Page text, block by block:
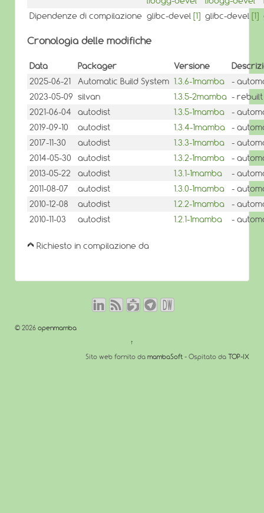
Dipendenze di compilazione glibc-devel [1] glibc-devel [1]
Cronologia delle modifiche
Data Packager Versione
2025-06-21
Automatic Build System 1.3.6-1mamba
-
2023-05-09 silvan 1.3.5-2mamba -
2021-06-04
autodist 1.3.5-1mamba
-
2019-09-10
autodist 1.3.4-1mamba
-
2017-11-30
autodist 1.3.3-1mamba
-
2014-05-30
autodist 1.3.2-1mamba
-
2013-05-22
autodist 1.3.1-1mamba
-
2011-08-07
autodist 1.3.0-1mamba
-
2010-12-08
autodist 1.2.2-1mamba
-
2010-11-03
autodist 1.2.1-1mamba -
Richiesto in compilazione da
© 2026 openmamba
↑
Sito web fornito da mambaSoft - Ospitato da TOP-IX